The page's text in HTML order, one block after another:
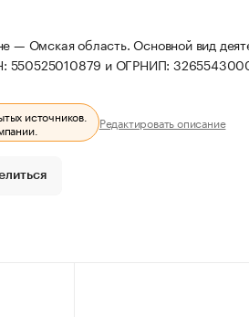
Омская область. Основной вид
550525010879 и ОГРНИП:
источников.
Редактировать описание